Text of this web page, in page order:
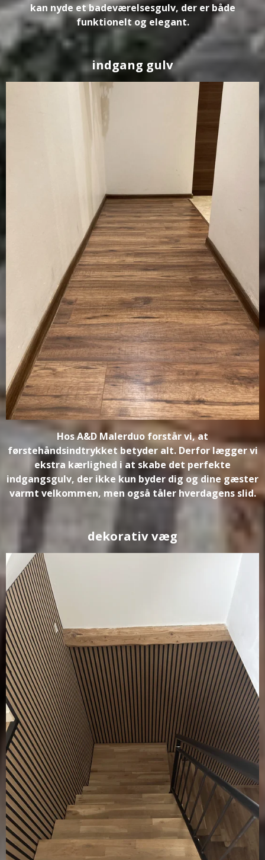
kan nyde et badeværelsesgulv, der er både
funktionelt og elegant.
indgang gulv
Hos A&D Malerduo forstår vi, at
førstehåndsindtrykket betyder alt. Derfor lægger vi
ekstra kærlighed i at skabe det perfekte
indgangsgulv, der ikke kun byder dig og dine gæster
varmt velkommen, men også tåler hverdagens slid.
dekorativ væg